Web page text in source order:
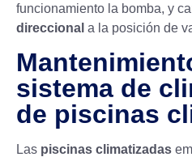
funcionamiento la bomba, y
direccional a la posición de
sistema de
de piscinas
Las piscinas climatizadas